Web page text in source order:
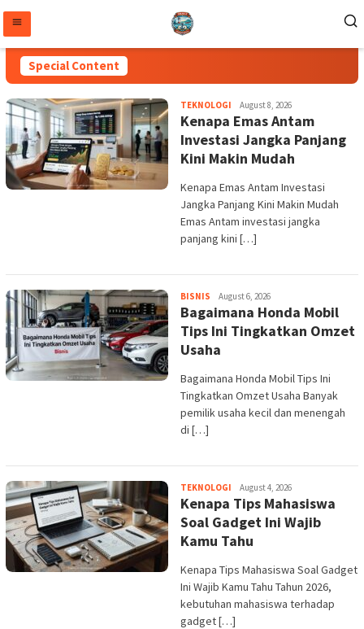
content
Special Content
SMAN
2
PANGGARANGAN
TEKNOLOGI admin
August 8, 2026
Kenapa Emas Antam
Investasi Jangka Panjang
Kini Makin Mudah
Kenapa Emas Antam Investasi
Jangka Panjang Kini Makin Mudah
Emas Antam investasi jangka
panjang kini […]
BISNIS admin
August 6, 2026
Bagaimana Honda Mobil
Tips Ini Tingkatkan Omzet
Usaha
Bagaimana Honda Mobil Tips Ini
Tingkatkan Omzet Usaha Banyak
pemilik usaha kecil dan menengah
di […]
TEKNOLOGI admin
August 4, 2026
Kenapa Tips Mahasiswa
Soal Gadget Ini Wajib
Kamu Tahu
Kenapa Tips Mahasiswa Soal Gadget
Ini Wajib Kamu Tahu Tahun 2026,
kebutuhan mahasiswa terhadap
gadget […]